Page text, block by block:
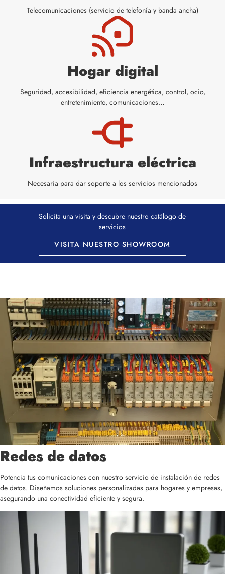
Telecomunicaciones (servicio de telefonía y banda ancha)
Hogar digital
Seguridad, accesibilidad, eficiencia energética, control, ocio,
entretenimiento, comunicaciones…
Infraestructura eléctrica
Necesaria para dar soporte a los servicios mencionados
Solicita una visita y descubre nuestro catálogo de
servicios
VISITA NUESTRO SHOWROOM
Redes de datos
Potencia tus comunicaciones con nuestro servicio de instalación de redes
de datos. Diseñamos soluciones personalizadas para hogares y empresas,
asegurando una conectividad eficiente y segura.